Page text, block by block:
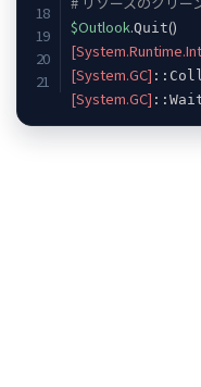
$Outlook.Quit()
[System.GC]
[System.GC]